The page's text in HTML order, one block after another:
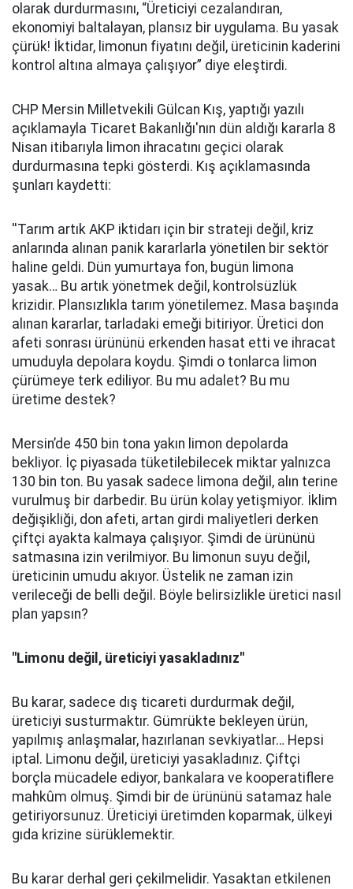
olarak durdurmasını, “Üreticiyi cezalandıran,
ekonomiyi baltalayan, plansız bir uygulama. Bu yasak
çürük! İktidar, limonun fiyatını değil, üreticinin kaderini
kontrol altına almaya çalışıyor” diye eleştirdi.
CHP Mersin Milletvekili Gülcan Kış, yaptığı yazılı
açıklamayla Ticaret Bakanlığı'nın dün aldığı kararla 8
Nisan itibarıyla limon ihracatını geçici olarak
durdurmasına tepki gösterdi. Kış açıklamasında
şunları kaydetti:
''Tarım artık AKP iktidarı için bir strateji değil, kriz
anlarında alınan panik kararlarla yönetilen bir sektör
haline geldi. Dün yumurtaya fon, bugün limona
yasak… Bu artık yönetmek değil, kontrolsüzlük
krizidir. Plansızlıkla tarım yönetilemez. Masa başında
alınan kararlar, tarladaki emeği bitiriyor. Üretici don
afeti sonrası ürününü erkenden hasat etti ve ihracat
umuduyla depolara koydu. Şimdi o tonlarca limon
çürümeye terk ediliyor. Bu mu adalet? Bu mu
üretime destek?
Mersin’de 450 bin tona yakın limon depolarda
bekliyor. İç piyasada tüketilebilecek miktar yalnızca
130 bin ton. Bu yasak sadece limona değil, alın terine
vurulmuş bir darbedir. Bu ürün kolay yetişmiyor. İklim
değişikliği, don afeti, artan girdi maliyetleri derken
çiftçi ayakta kalmaya çalışıyor. Şimdi de ürününü
satmasına izin verilmiyor. Bu limonun suyu değil,
üreticinin umudu akıyor. Üstelik ne zaman izin
verileceği de belli değil. Böyle belirsizlikle üretici nasıl
plan yapsın?
''Limonu değil, üreticiyi yasakladınız''
Bu karar, sadece dış ticareti durdurmak değil,
üreticiyi susturmaktır. Gümrükte bekleyen ürün,
yapılmış anlaşmalar, hazırlanan sevkiyatlar… Hepsi
iptal. Limonu değil, üreticiyi yasakladınız. Çiftçi
borçla mücadele ediyor, bankalara ve kooperatiflere
mahkûm olmuş. Şimdi bir de ürününü satamaz hale
getiriyorsunuz. Üreticiyi üretimden koparmak, ülkeyi
gıda krizine sürüklemektir.
Bu karar derhal geri çekilmelidir. Yasaktan etkilenen